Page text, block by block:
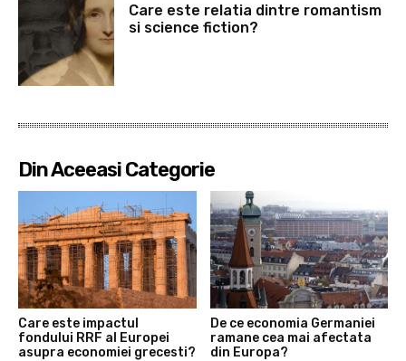
Care este relatia dintre romantism
si science fiction?
Din Aceeasi Categorie
Care este impactul
fondului RRF al Europei
asupra economiei grecesti?
De ce economia Germaniei
ramane cea mai afectata
din Europa?